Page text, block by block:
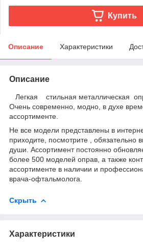
Купить
Описание Характеристики
Описание
Легкая стильная металлическая
Очень современно, модно, в духе
ассортименте.
Не все модели представлены в
приходите, посмотрите , обязательно
души. Ассортимент постоянно
более 500 моделей оправ, а также
ассортименте в наличии и
врача-офтальмолога.
Скрыть
Характеристики